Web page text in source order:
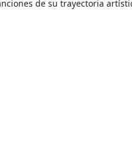
de su trayectoria